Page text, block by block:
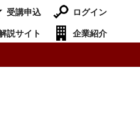
受講申込
ログイン
説サイト
企業紹介